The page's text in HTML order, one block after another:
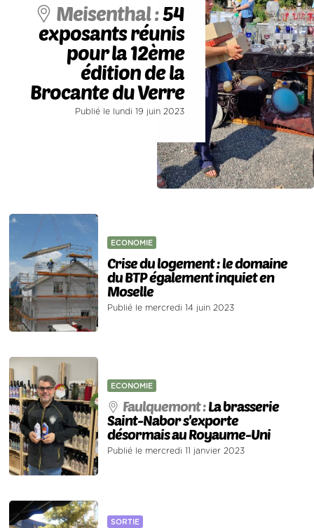
Meisenthal :54
exposants réunis
pour la 12ème
édition de la
Brocante du Verre
Publié le lundi 19 juin 2023
ECONOMIE
Crise du logement : le domaine
du BTP également inquiet en
Moselle
Publié le mercredi 14 juin 2023
ECONOMIE
Faulquemont :La brasserie
Saint-Nabor s'exporte
désormais au Royaume-Uni
Publié le mercredi 11 janvier 2023
SORTIE